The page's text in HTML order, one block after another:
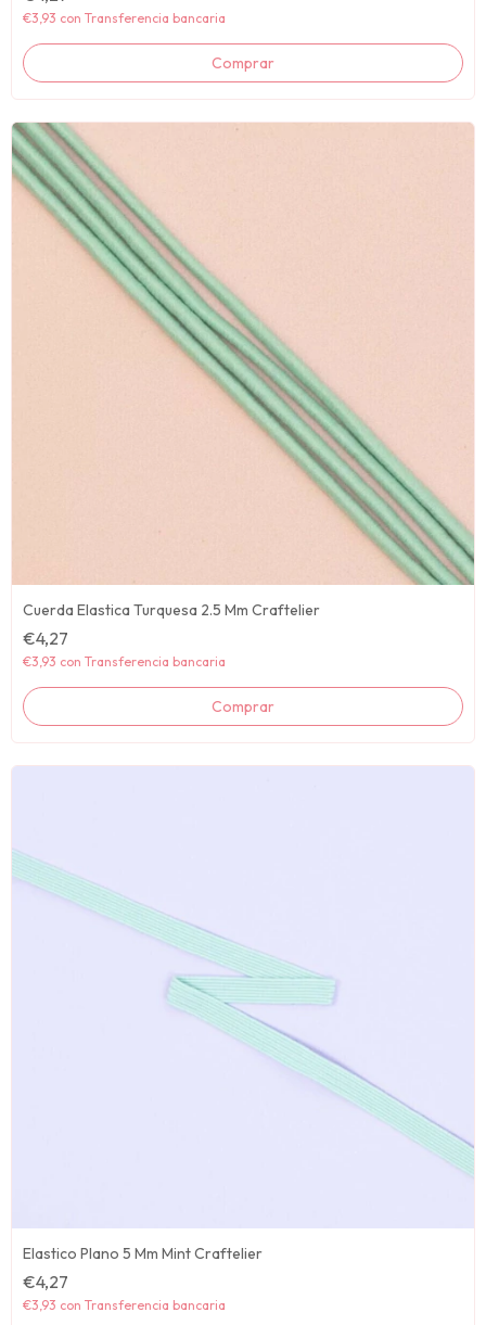
€3,93 con Transferencia bancaria
Cuerda Elastica Turquesa 2.5 Mm Craftelier
€4,27
€3,93 con Transferencia bancaria
Elastico Plano 5 Mm Mint Craftelier
€4,27
€3,93 con Transferencia bancaria